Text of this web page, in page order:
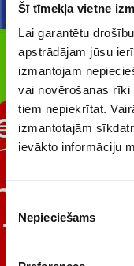
Šī tīmekļa vietne
Lai garantētu
apstrādājam jūsu
izmantojam
vai novērošanas rīki
tiem nepiekrītat.
izmantotajām
ievākto informāciju
izvēle
Nepieciešams